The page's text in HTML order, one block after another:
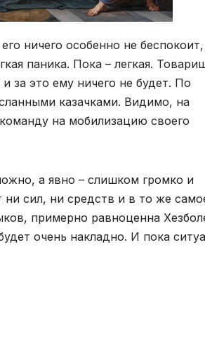
ничего особенно не
паника. Пока – легкая.
за это ему ничего не будет. По
казачками. Видимо, на
на мобилизацию своего
а явно – слишком громко и
сил, ни средств и в то же
примерно равноценна
очень накладно. И пока